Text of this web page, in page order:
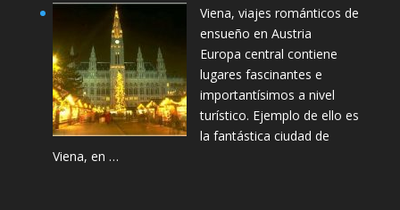
Viena, viajes románticos de
ensueño en Austria
Europa central contiene
lugares fascinantes e
importantísimos a nivel
turístico. Ejemplo de ello es
la fantástica ciudad de
Viena, en …